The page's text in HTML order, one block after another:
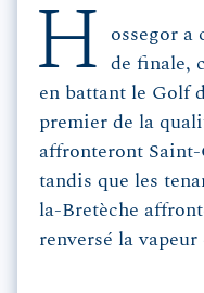
H
ossegor a
de finale,
en battant le Golf
premier de la
affronteront
tandis que les
la-Bretèche
renversé la